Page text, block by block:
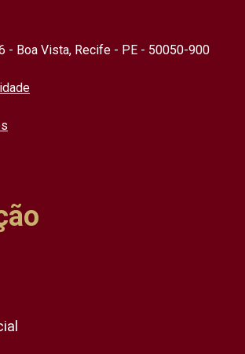
- Boa Vista, Recife - PE - 50050-900